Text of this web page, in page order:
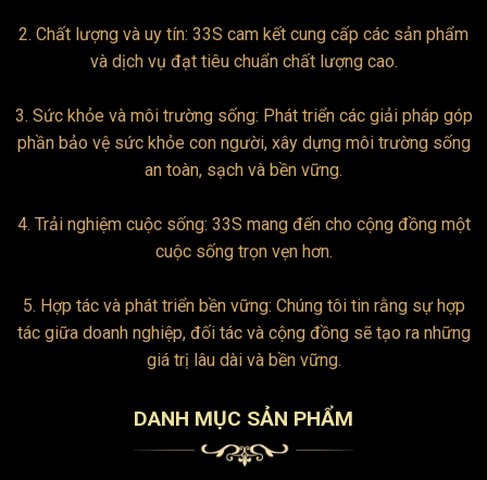
2. Chất lượng và uy tín: 33S cam kết cung cấp các sản phẩm
và dịch vụ đạt tiêu chuẩn chất lượng cao.
3. Sức khỏe và môi trường sống: Phát triển các giải pháp góp
phần bảo vệ sức khỏe con người, xây dựng môi trường sống
an toàn, sạch và bền vững.
4. Trải nghiệm cuộc sống: 33S mang đến cho cộng đồng một
cuộc sống trọn vẹn hơn.
5. Hợp tác và phát triển bền vững: Chúng tôi tin rằng sự hợp
tác giữa doanh nghiệp, đối tác và cộng đồng sẽ tạo ra những
giá trị lâu dài và bền vững.
DANH MỤC SẢN PHẨM